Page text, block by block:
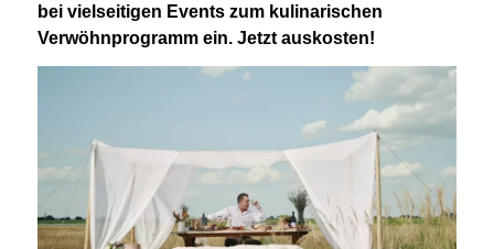
bei vielseitigen Events zum kulinarischen
Verwöhnprogramm ein. Jetzt auskosten!